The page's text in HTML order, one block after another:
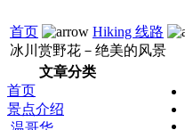
首页 Hiking 线路
冰川赏野花－绝美的风景
文章分类
首页
景点介绍